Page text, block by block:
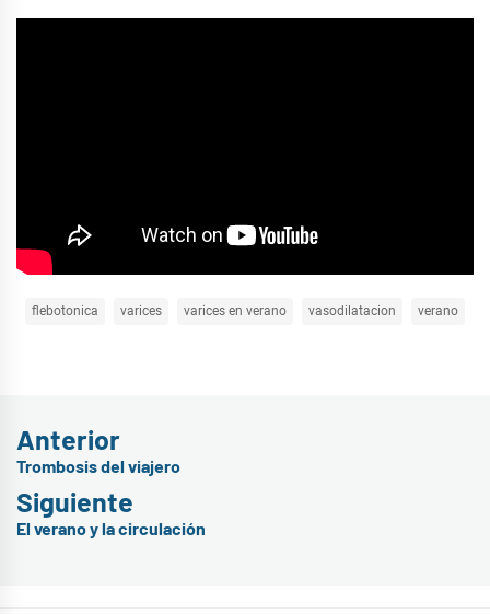
flebotonica varices varices en verano vasodilatacion verano
Navegación
de
entradas
Anterior
Entrada
anterior:
Trombosis del viajero
Siguiente
Entrada
El verano y la circulación